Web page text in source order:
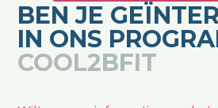
BEN JE
IN ONS
COOL2BFIT